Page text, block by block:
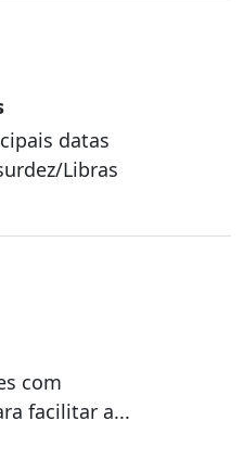
datas
Libras
com
facilitar a...